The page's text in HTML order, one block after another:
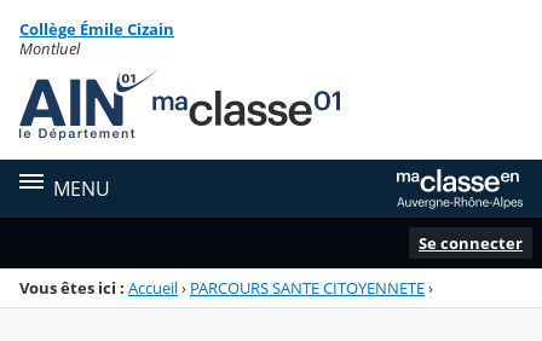
Menu de la rubrique
Contenu
Collège Émile Cizain
Montluel
MENU
Se connecter
Vous êtes ici : Accueil› PARCOURS SANTE CITOYENNETE›